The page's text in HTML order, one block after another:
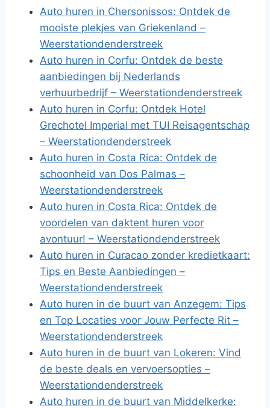
Auto huren in Chersonissos: Ontdek de
mooiste plekjes van Griekenland –
Weerstationdenderstreek
Auto huren in Corfu: Ontdek de beste
aanbiedingen bij Nederlands
verhuurbedrijf – Weerstationdenderstreek
Auto huren in Corfu: Ontdek Hotel
Grechotel Imperial met TUI Reisagentschap
– Weerstationdenderstreek
Auto huren in Costa Rica: Ontdek de
schoonheid van Dos Palmas –
Weerstationdenderstreek
Auto huren in Costa Rica: Ontdek de
voordelen van daktent huren voor
avontuur! – Weerstationdenderstreek
Auto huren in Curacao zonder kredietkaart:
Tips en Beste Aanbiedingen –
Weerstationdenderstreek
Auto huren in de buurt van Anzegem: Tips
en Top Locaties voor Jouw Perfecte Rit –
Weerstationdenderstreek
Auto huren in de buurt van Lokeren: Vind
de beste deals en vervoersopties –
Weerstationdenderstreek
Auto huren in de buurt van Middelkerke: